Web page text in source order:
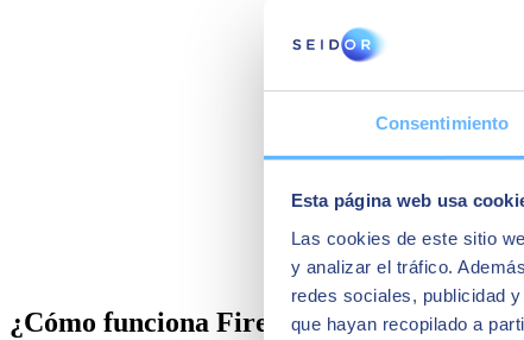
Consentimiento
Esta página web usa
Las cookies de este sitio
y analizar el tráfico.
redes sociales, publicidad
que hayan recopilado a
¿Cómo funciona Firebase?